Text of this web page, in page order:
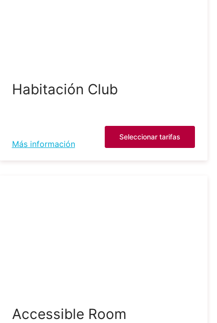
Habitación Club
Más información
Seleccionar tarifas
Accessible Room